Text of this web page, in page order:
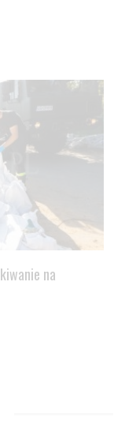
serwisu
na